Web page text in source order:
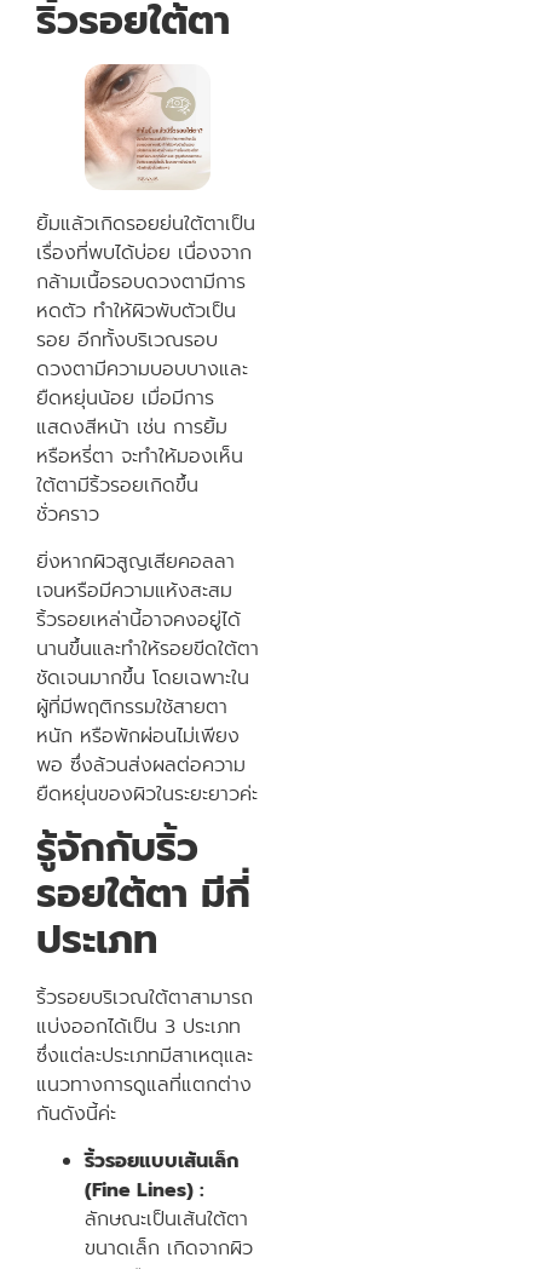
ริ้วรอยใต้ตา
ยิ้มแล้วเกิดรอยย่นใต้ตาเป็น
เรื่องที่พบได้บ่อย เนื่องจาก
กล้ามเนื้อรอบดวงตามีการ
หดตัว ทำให้ผิวพับตัวเป็น
รอย อีกทั้งบริเวณรอบ
ดวงตามีความบอบบางและ
ยืดหยุ่นน้อย เมื่อมีการ
แสดงสีหน้า เช่น การยิ้ม
หรือหรี่ตา จะทำให้มองเห็น
ใต้ตามีริ้วรอยเกิดขึ้น
ชั่วคราว
ยิ่งหากผิวสูญเสียคอลลา
เจนหรือมีความแห้งสะสม
ริ้วรอยเหล่านี้อาจคงอยู่ได้
นานขึ้นและทำให้รอยขีดใต้ตา
ชัดเจนมากขึ้น โดยเฉพาะใน
ผู้ที่มีพฤติกรรมใช้สายตา
หนัก หรือพักผ่อนไม่เพียง
พอ ซึ่งล้วนส่งผลต่อความ
ยืดหยุ่นของผิวในระยะยาวค่ะ
รู้จักกับริ้ว
รอยใต้ตา มีกี่
ประเภท
ริ้วรอยบริเวณใต้ตาสามารถ
แบ่งออกได้เป็น 3 ประเภท
ซึ่งแต่ละประเภทมีสาเหตุและ
แนวทางการดูแลที่แตกต่าง
กันดังนี้ค่ะ
ริ้วรอยแบบเส้นเล็ก
(Fine Lines) :
ลักษณะเป็นเส้นใต้ตา
ขนาดเล็ก เกิดจากผิว